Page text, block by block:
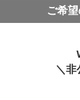
ご希
＼非